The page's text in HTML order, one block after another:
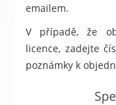
emailem.
V případě, že
licence, zadejte
poznámky k